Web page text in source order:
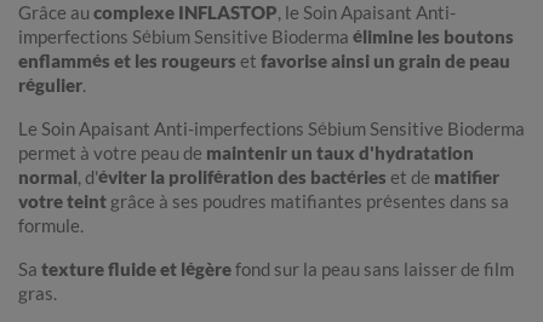
Grâce au complexe INFLASTOP, le Soin Apaisant Anti-
imperfections Sébium Sensitive Bioderma élimine les boutons
enflammés et les rougeurs et favorise ainsi un grain de peau
régulier.
Le Soin Apaisant Anti-imperfections Sébium Sensitive Bioderma
permet à votre peau de maintenir un taux d'hydratation
normal, d'éviter la prolifération des bactéries et de matifier
votre teint grâce à ses poudres matifiantes présentes dans sa
formule.
Sa texture fluide et légèrefond sur la peau sans laisser de film
gras.